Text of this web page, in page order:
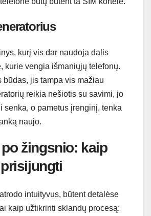
kurį vis dar naudoja dalis
kurie vengia išmaniųjų telefonų.
būdas, jis tampa vis mažiau
reikia nešiotis su savimi, jo
senka, o pametus įrenginį, tenka
naujo.
žingsnio: kaip
intuityvus, būtent detalėse
kaip užtikrinti sklandų procesą: